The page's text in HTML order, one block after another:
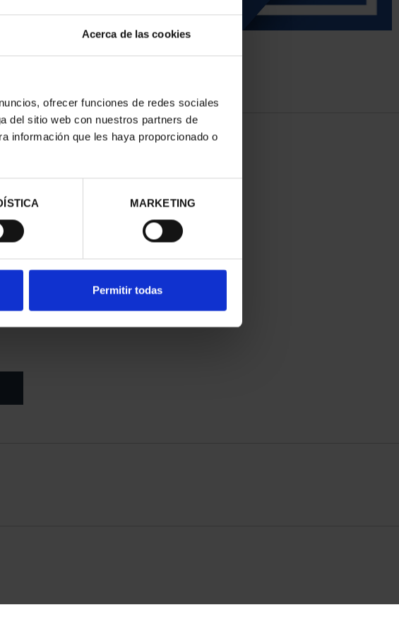
Acerca de las cookies
ofrecer funciones de redes sociales
del sitio web con nuestros partners de
información que les haya proporcionado o
MARKETING
Permitir todas
II -